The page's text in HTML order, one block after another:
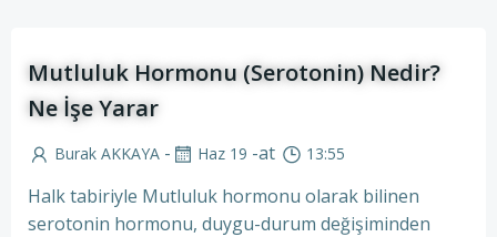
Mutluluk Hormonu (Serotonin) Nedir?
Ne İşe Yarar
Burak AKKAYA - Haz 19 -at 13:55
Halk tabiriyle Mutluluk hormonu olarak bilinen
serotonin hormonu, duygu-durum değişiminden